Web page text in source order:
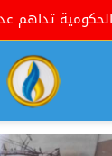
تداهم عدة